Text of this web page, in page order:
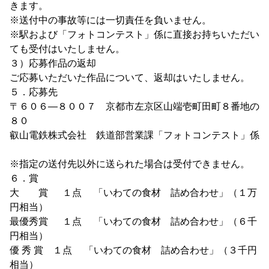
きます。
※送付中の事故等には一切責任を負いません。
※駅および「フォトコンテスト」係に直接お持ちいただい
ても受付はいたしません。
３）応募作品の返却
ご応募いただいた作品について、返却はいたしません。
５．応募先
〒６０６―８００７ 京都市左京区山端壱町田町８番地の
８０
叡山電鉄株式会社 鉄道部営業課「フォトコンテスト」係
※指定の送付先以外に送られた場合は受付できません。
６．賞
大 賞 １点 「いわての食材 詰め合わせ」（１万
円相当）
最優秀賞 １点 「いわての食材 詰め合わせ」（６千
円相当）
優 秀 賞 １点 「いわての食材 詰め合わせ」（３千円
相当）